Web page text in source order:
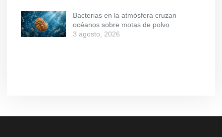
Bacterias en la atmósfera cruzan
océanos sobre motas de polvo
3 agosto, 2026